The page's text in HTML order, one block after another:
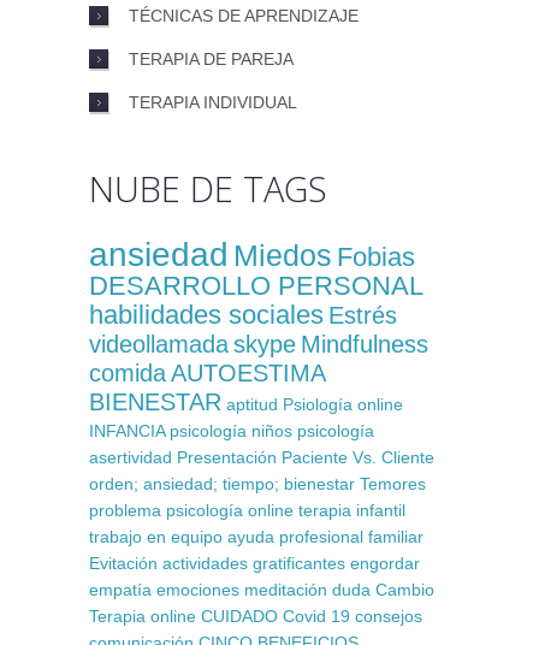
TÉCNICAS DE APRENDIZAJE
TERAPIA DE PAREJA
TERAPIA INDIVIDUAL
NUBE DE TAGS
ansiedad Miedos Fobias
DESARROLLO PERSONAL
habilidades sociales Estrés
videollamadaskype Mindfulness
comidaAUTOESTIMA
BIENESTAR aptitud Psiología online
INFANCIA psicología niños psicología
asertividad Presentación Paciente Vs. Cliente
orden; ansiedad; tiempo; bienestar Temores
problema psicología online terapia infantil
trabajo en equipo ayuda profesional familiar
Evitación actividades gratificantes engordar
empatía emociones meditación duda Cambio
Terapia online CUIDADO Covid 19 consejos